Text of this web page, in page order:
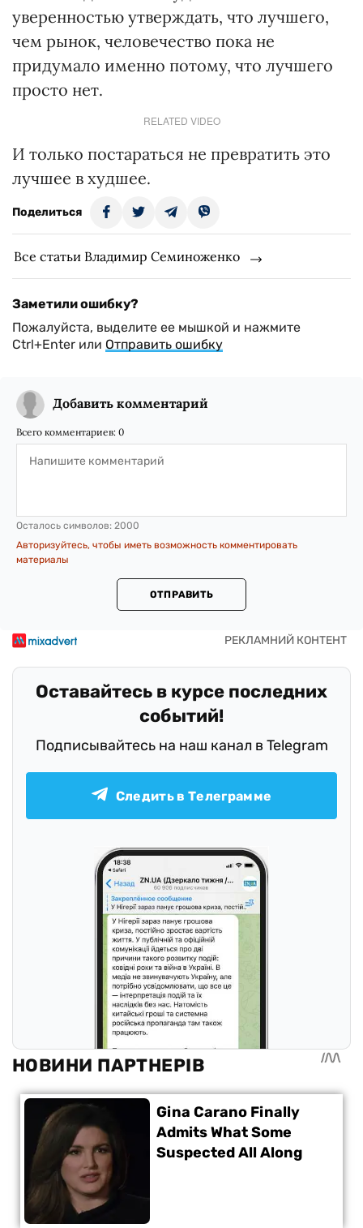
уверенностью утверждать, что лучшего,
чем рынок, человечество пока не
придумало именно потому, что лучшего
просто нет.
RELATED VIDEO
И только постараться не превратить это
лучшее в худшее.
Поделиться
Все статьи Владимир Семиноженко
Заметили ошибку?
Пожалуйста, выделите ее мышкой и нажмите
Ctrl+Enter или Отправить ошибку
Добавить комментарий
Всего комментариев: 0
Осталось символов: 2000
Авторизуйтесь, чтобы иметь возможность комментировать
материалы
ОТПРАВИТЬ
Оставайтесь в курсе последних
событий!
Подписывайтесь на наш канал в Telegram
Следить в Телеграмме